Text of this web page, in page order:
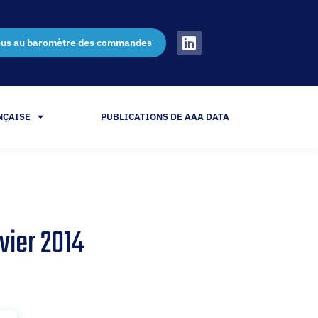
au baromètre des commandes
PUBLICATIONS DE AAA DATA
2014